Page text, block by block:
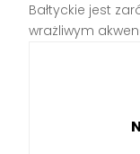
Bałtyckie jest
wrażliwym